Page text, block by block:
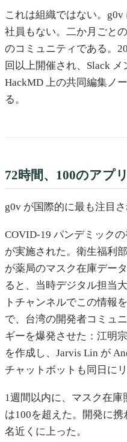
これは組織ではない。
社員もない。二か月ごと
のコミュニティである。
回以上開催され、Slack メ
HackMD 上の共同編集ノ
る。
72時間、100のアプリ
g0v が国際的に最も注目
COVID-19 パンデミック
が実施された。衛生福利
が薬局のマスク在庫デー
ると、当時デジタル担当
トチャンネルでこの情報
で、台湾の開発者コミュ
ギーを爆発させた：江明
を作成し、Jarvis Lin が
チャットボットも同日に
1週間以内に、マスク在
は100を超えた。開発に
名近くに上った。